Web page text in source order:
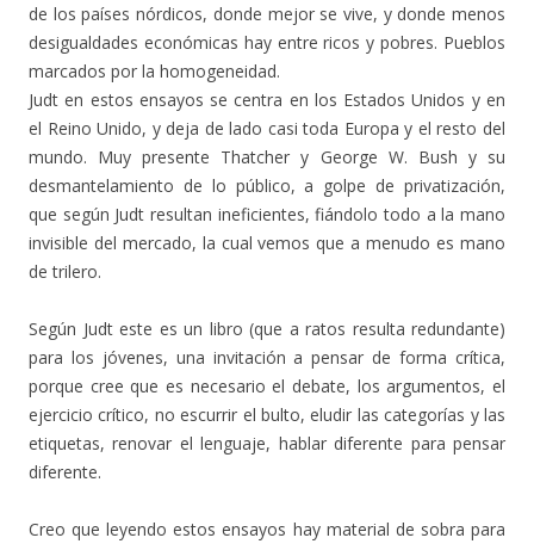
de los países nórdicos, donde mejor se vive, y donde menos
desigualdades económicas hay entre ricos y pobres. Pueblos
marcados por la homogeneidad.
Judt en estos ensayos se centra en los Estados Unidos y en
el Reino Unido, y deja de lado casi toda Europa y el resto del
mundo. Muy presente Thatcher y George W. Bush y su
desmantelamiento de lo público, a golpe de privatización,
que según Judt resultan ineficientes, fiándolo todo a la mano
invisible del mercado, la cual vemos que a menudo es mano
de trilero.
Según Judt este es un libro (que a ratos resulta redundante)
para los jóvenes, una invitación a pensar de forma crítica,
porque cree que es necesario el debate, los argumentos, el
ejercicio crítico, no escurrir el bulto, eludir las categorías y las
etiquetas, renovar el lenguaje, hablar diferente para pensar
diferente.
Creo que leyendo estos ensayos hay material de sobra para